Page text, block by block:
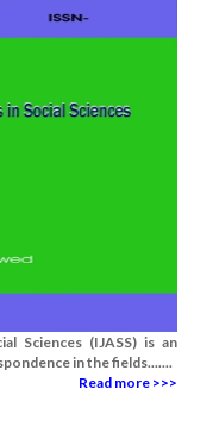
Sciences (IJASS) is an
in the fields.......
Read more >>>